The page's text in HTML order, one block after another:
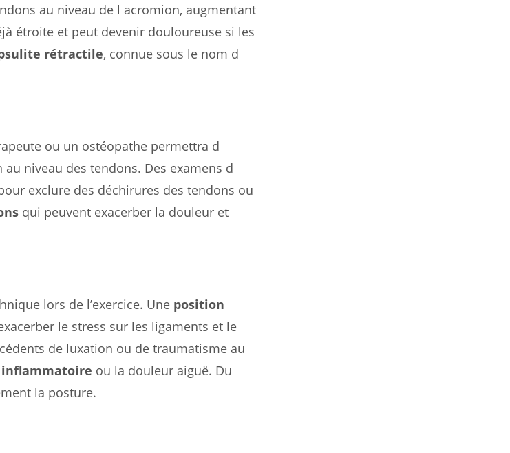
au niveau de l acromion, augmentant
étroite et peut devenir douloureuse si les
rétractile, connue sous le nom d
ou un ostéopathe permettra d
niveau des tendons. Des examens d
exclure des déchirures des tendons ou
qui peuvent exacerber la douleur et
lors de l’exercice. Une position
le stress sur les ligaments et le
de luxation ou de traumatisme au
inflammatoire ou la douleur aiguë. Du
la posture.